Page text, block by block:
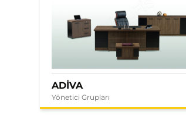
ADİVA
Yönetici Grupları